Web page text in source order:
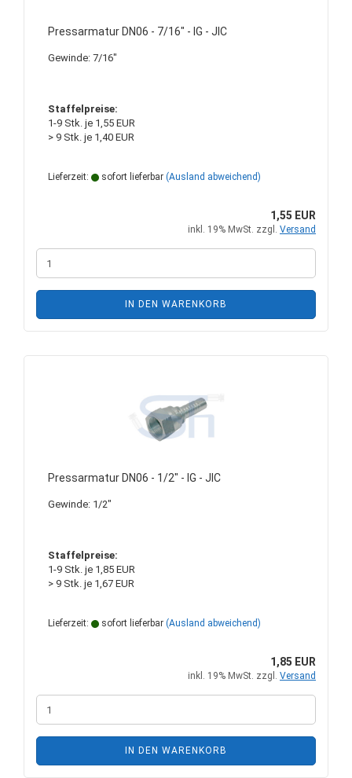
Pressarmatur DN06 - 7/16" - IG - JIC
Gewinde: 7/16"
Staffelpreise:
1-9 Stk. je 1,55 EUR
> 9 Stk. je 1,40 EUR
Lieferzeit: sofort lieferbar (Ausland abweichend)
1,55 EUR
inkl. 19% MwSt. zzgl. Versand
IN DEN WARENKORB
Pressarmatur DN06 - 1/2" - IG - JIC
Gewinde: 1/2"
Staffelpreise:
1-9 Stk. je 1,85 EUR
> 9 Stk. je 1,67 EUR
Lieferzeit: sofort lieferbar (Ausland abweichend)
1,85 EUR
inkl. 19% MwSt. zzgl. Versand
IN DEN WARENKORB